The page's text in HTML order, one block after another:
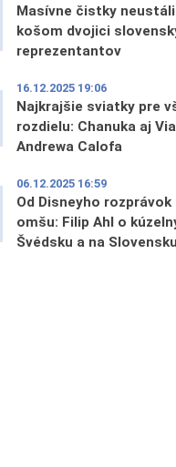
Masívne čistky
košom dvojici
reprezentantov
16.12.2025 19:06
Najkrajšie sviatky pre
rozdielu: Chanuka aj
Andrewa Calofa
06.12.2025 16:59
Od Disneyho
omšu: Filip Ahl o
Švédsku a na Slovensku